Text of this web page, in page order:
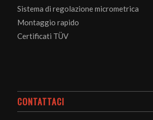
Sistema di regolazione micrometrica
Montaggio rapido
Certificati TÜV
CONTATTACI